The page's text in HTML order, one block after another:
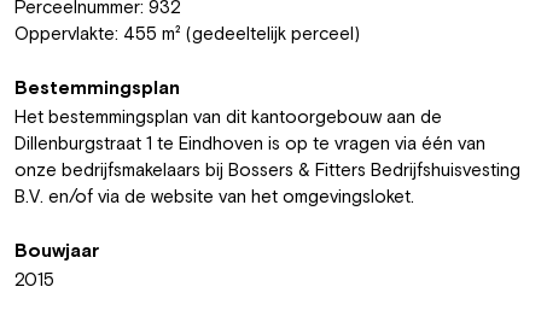
Perceelnummer: 932
Oppervlakte: 455 m² (gedeeltelijk perceel)
Bestemmingsplan
Het bestemmingsplan van dit kantoorgebouw aan de
Dillenburgstraat 1 te Eindhoven is op te vragen via één van
onze bedrijfsmakelaars bij Bossers & Fitters Bedrijfshuisvesting
B.V. en/of via de website van het omgevingsloket.
Bouwjaar
2015